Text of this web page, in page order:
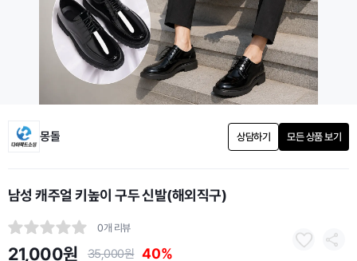
몽돌 상담하기 모든 상품 보기
남성 캐주얼 키높이 구두 신발(해외직구)
0개 리뷰
21,000원 35,000원 40%